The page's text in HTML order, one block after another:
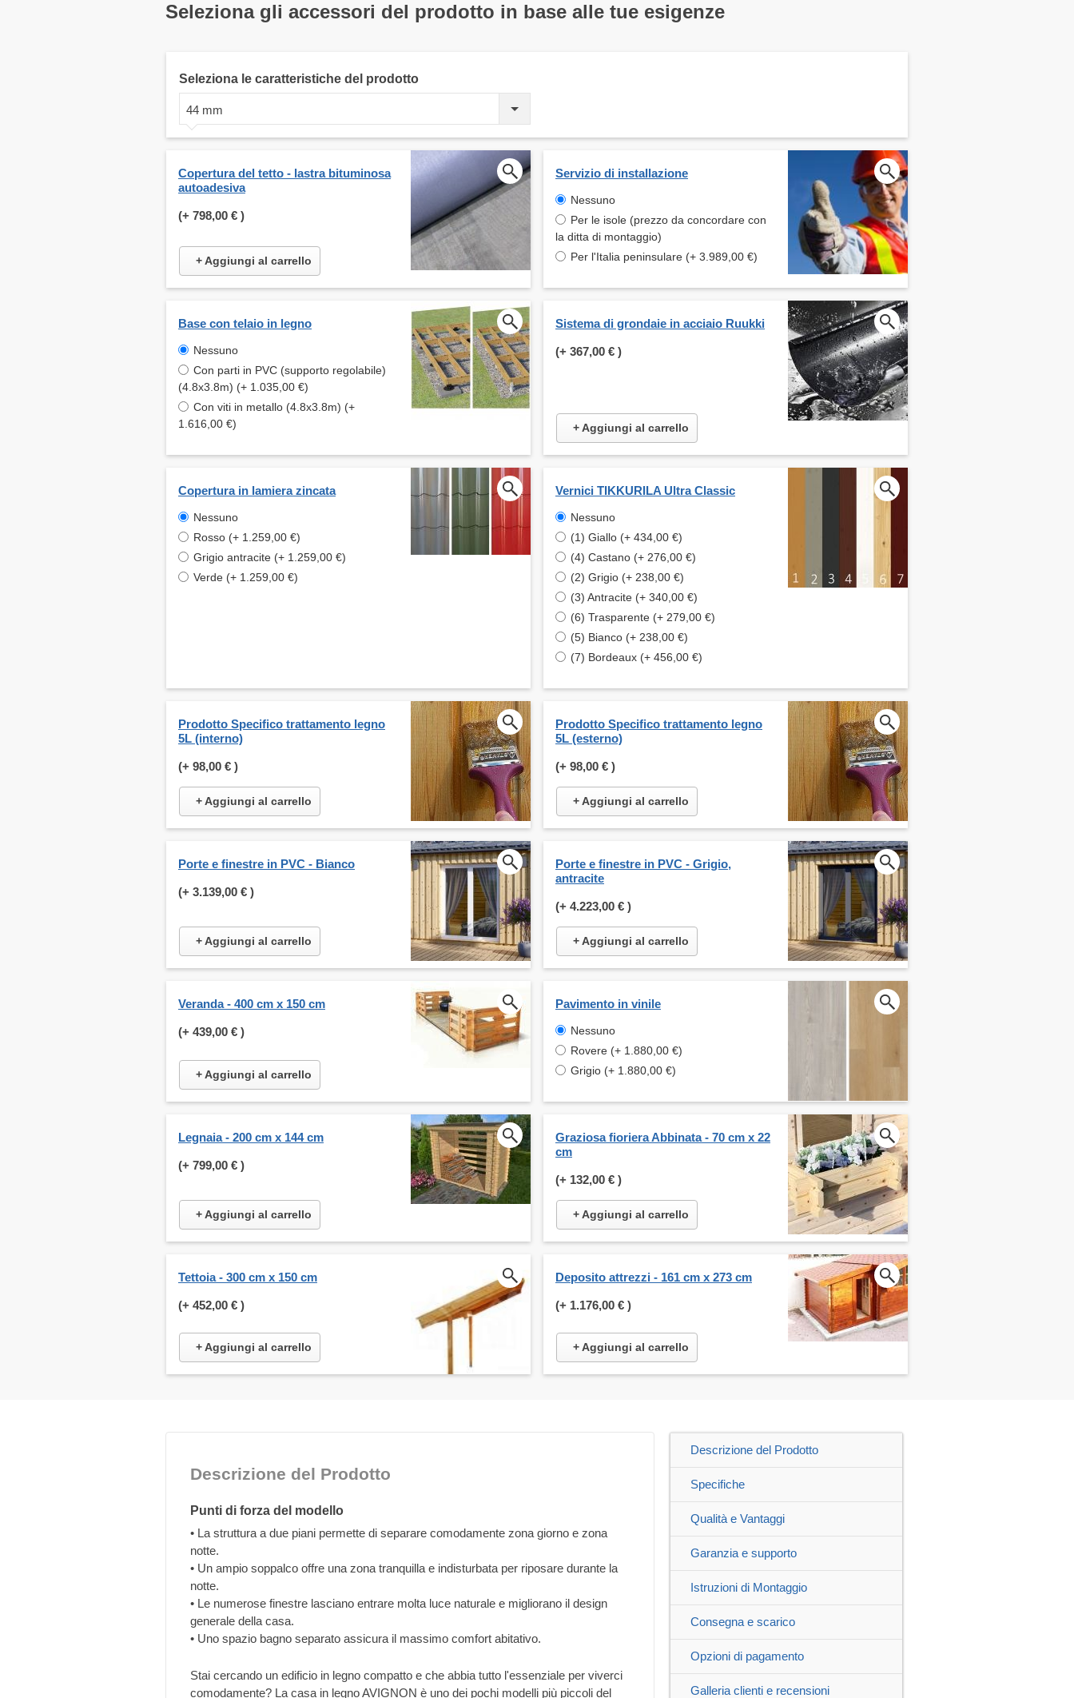
Seleziona gli accessori del prodotto in base alle tue esigenze
Seleziona le caratteristiche del prodotto
44 mm
Copertura del tetto - lastra bituminosa
autoadesiva
(+ 798,00 € )
+ Aggiungi al carrello
Servizio di installazione
Nessuno
Per le isole (prezzo da concordare con
la ditta di montaggio)
Per l'Italia peninsulare (+ 3.989,00 €)
Base con telaio in legno
Nessuno
Con parti in PVC (supporto regolabile)
(4.8x3.8m) (+ 1.035,00 €)
Con viti in metallo (4.8x3.8m) (+
1.616,00 €)
Sistema di grondaie in acciaio Ruukki
(+ 367,00 € )
+ Aggiungi al carrello
Copertura in lamiera zincata
Nessuno
Rosso (+ 1.259,00 €)
Grigio antracite (+ 1.259,00 €)
Verde (+ 1.259,00 €)
Vernici TIKKURILA Ultra Classic
Nessuno
(1) Giallo (+ 434,00 €)
(4) Castano (+ 276,00 €)
(2) Grigio (+ 238,00 €)
(3) Antracite (+ 340,00 €)
(6) Trasparente (+ 279,00 €)
(5) Bianco (+ 238,00 €)
(7) Bordeaux (+ 456,00 €)
Prodotto Specifico trattamento legno
5L (interno)
(+ 98,00 € )
+ Aggiungi al carrello
Prodotto Specifico trattamento legno
5L (esterno)
(+ 98,00 € )
+ Aggiungi al carrello
Porte e finestre in PVC - Bianco
(+ 3.139,00 € )
+ Aggiungi al carrello
Porte e finestre in PVC - Grigio,
antracite
(+ 4.223,00 € )
+ Aggiungi al carrello
Veranda - 400 cm x 150 cm
(+ 439,00 € )
+ Aggiungi al carrello
Pavimento in vinile
Nessuno
Rovere (+ 1.880,00 €)
Grigio (+ 1.880,00 €)
Legnaia - 200 cm x 144 cm
(+ 799,00 € )
+ Aggiungi al carrello
Graziosa fioriera Abbinata - 70 cm x 22
cm
(+ 132,00 € )
+ Aggiungi al carrello
Tettoia - 300 cm x 150 cm
(+ 452,00 € )
+ Aggiungi al carrello
Deposito attrezzi - 161 cm x 273 cm
(+ 1.176,00 € )
+ Aggiungi al carrello
Descrizione del Prodotto
Punti di forza del modello
• La struttura a due piani permette di separare comodamente zona giorno e zona
notte.
• Un ampio soppalco offre una zona tranquilla e indisturbata per riposare durante la
notte.
• Le numerose finestre lasciano entrare molta luce naturale e migliorano il design
generale della casa.
• Uno spazio bagno separato assicura il massimo comfort abitativo.
Stai cercando un edificio in legno compatto e che abbia tutto l'essenziale per viverci
comodamente? La casa in legno AVIGNON è uno dei pochi modelli più piccoli del
Descrizione del Prodotto
Specifiche
Qualità e Vantaggi
Garanzia e supporto
Istruzioni di Montaggio
Consegna e scarico
Opzioni di pagamento
Galleria clienti e recensioni